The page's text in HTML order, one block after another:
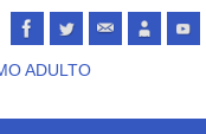
ADULTO